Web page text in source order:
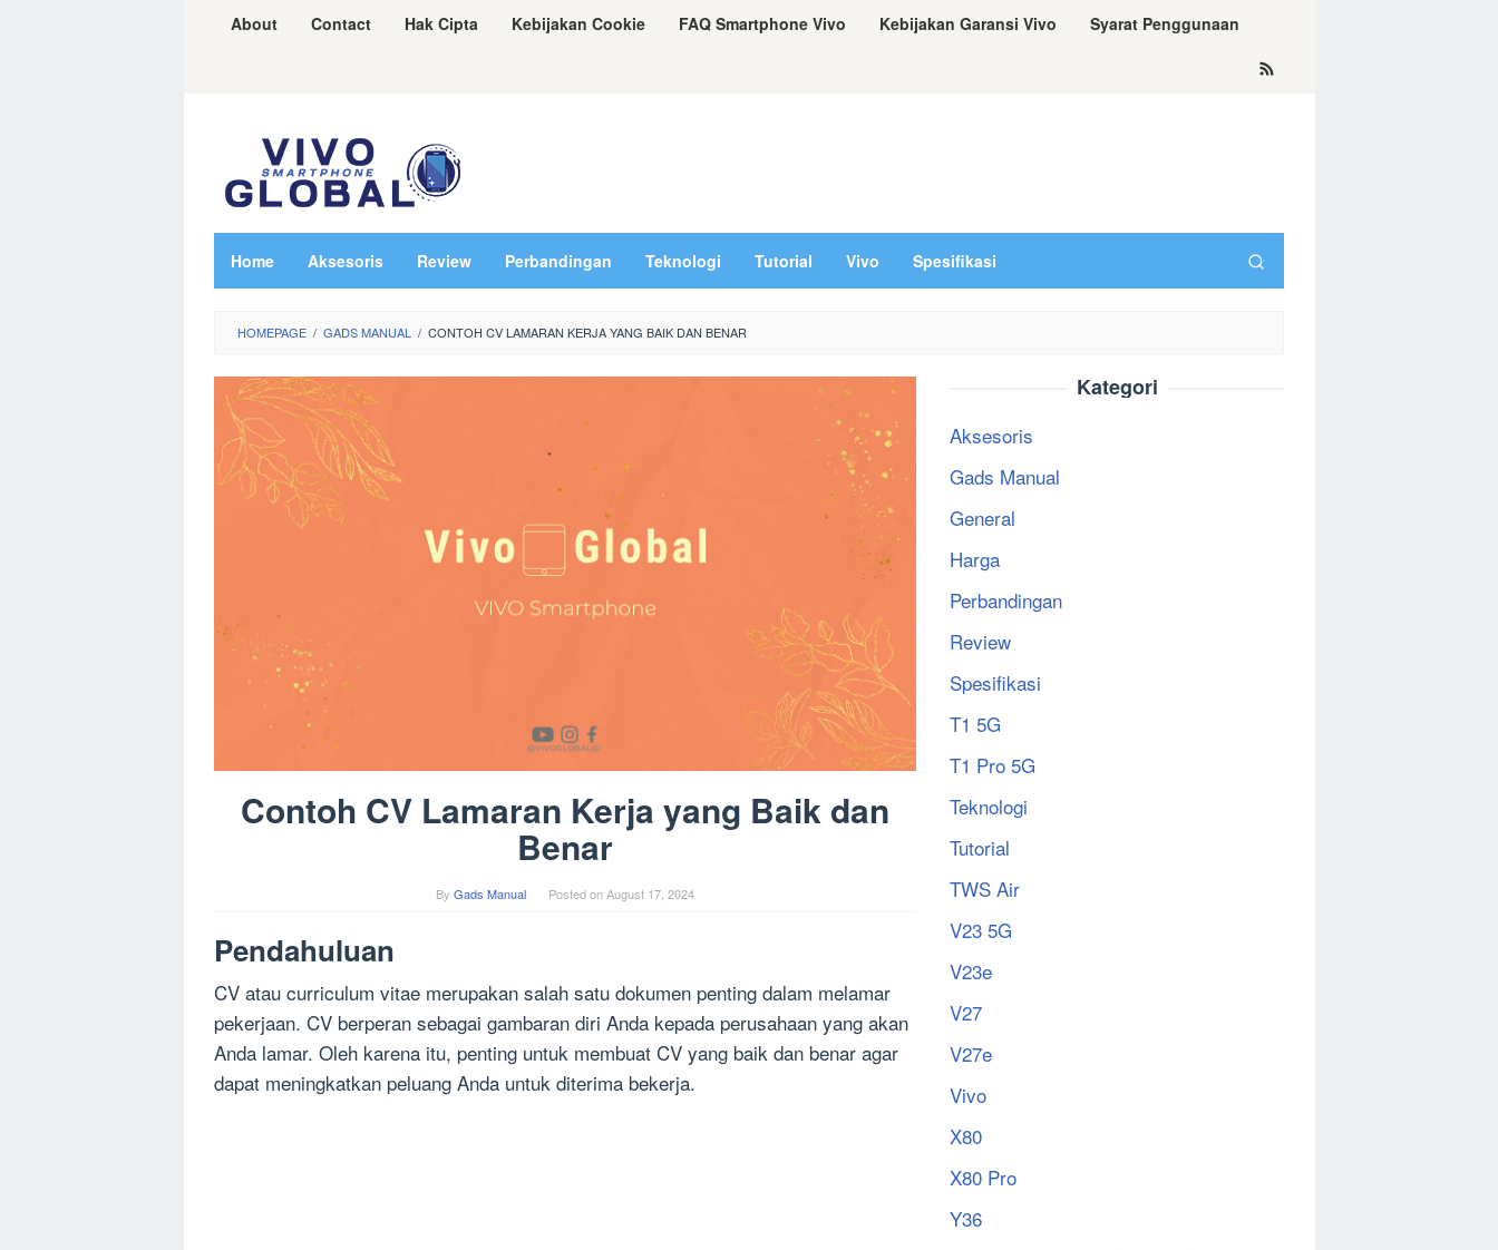
About Contact Hak Cipta Kebijakan Cookie FAQ Smartphone Vivo Kebijakan Garansi Vivo Syarat Penggunaan
Home Aksesoris Review Perbandingan Teknologi Tutorial Vivo Spesifikasi
HOMEPAGE / GADS MANUAL / CONTOH CV LAMARAN KERJA YANG BAIK DAN BENAR
Contoh CV Lamaran Kerja yang Baik dan
Benar
By Gads Manual Posted onAugust 17, 2024
Pendahuluan
CV atau curriculum vitae merupakan salah satu dokumen penting dalam melamar
pekerjaan. CV berperan sebagai gambaran diri Anda kepada perusahaan yang akan
Anda lamar. Oleh karena itu, penting untuk membuat CV yang baik dan benar agar
dapat meningkatkan peluang Anda untuk diterima bekerja.
Kategori
Aksesoris
Gads Manual
General
Harga
Perbandingan
Review
Spesifikasi
T1 5G
T1 Pro 5G
Teknologi
Tutorial
TWS Air
V23 5G
V23e
V27
V27e
Vivo
X80
X80 Pro
Y36